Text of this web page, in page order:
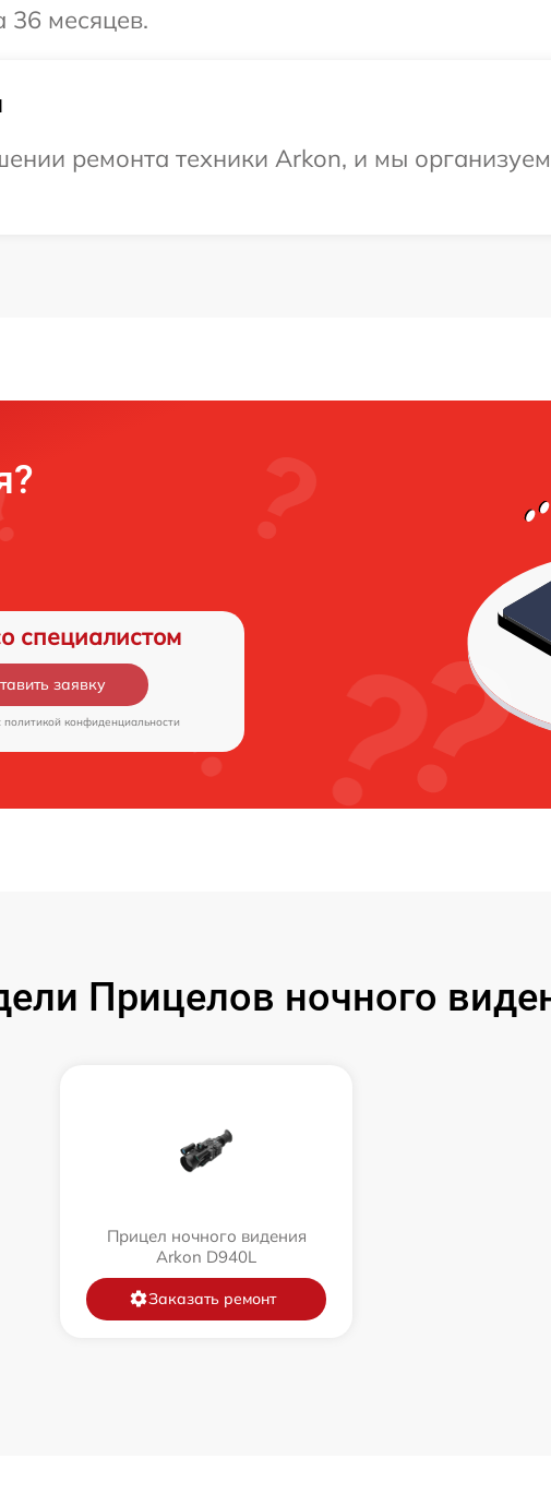
36 месяцев.
ремонта техники Arkon, и мы
специалистом
заявку
политикой конфиденциальности
Прицелов ночного
Прицел ночного видения
Arkon D940L
Заказать ремонт